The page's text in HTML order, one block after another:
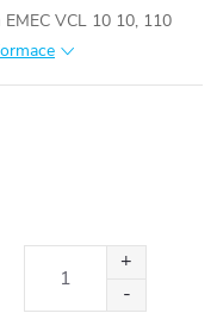
VCL 10 10, 110